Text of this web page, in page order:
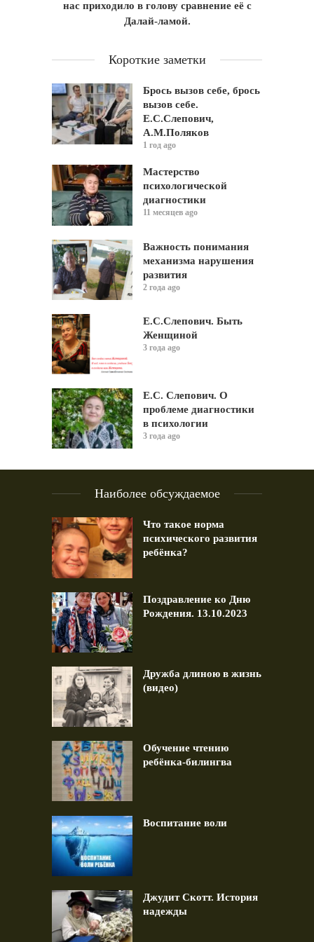
нас приходило в голову сравнение её с
Далай-ламой.
Короткие заметки
Брось вызов себе, брось
вызов себе.
Е.С.Слепович,
А.М.Поляков
1 год ago
Мастерство
психологической
диагностики
11 месяцев ago
Важность понимания
механизма нарушения
развития
2 года ago
Е.С.Слепович. Быть
Женщиной
3 года ago
Е.С. Слепович. О
проблеме диагностики
в психологии
3 года ago
Наиболее обсуждаемое
Что такое норма
психического развития
ребёнка?
Поздравление ко Дню
Рождения. 13.10.2023
Дружба длиною в жизнь
(видео)
Обучение чтению
ребёнка-билингва
Воспитание воли
Джудит Скотт. История
надежды